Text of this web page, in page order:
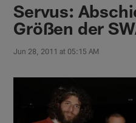
Servus:
Größen der
Jun 28, 2011 at 05:15 AM